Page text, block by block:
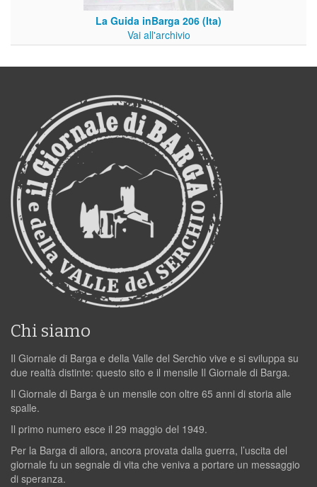
La Guida inBarga 206 (Ita)
Vai all'archivio
Chi siamo
Il Giornale di Barga e della Valle del Serchio vive e si sviluppa su
due realtà distinte: questo sito e il mensile Il Giornale di Barga.
Il Giornale di Barga è un mensile con oltre 65 anni di storia alle
spalle.
Il primo numero esce il 29 maggio del 1949.
Per la Barga di allora, ancora provata dalla guerra, l’uscita del
giornale fu un segnale di vita che veniva a portare un messaggio
di speranza.